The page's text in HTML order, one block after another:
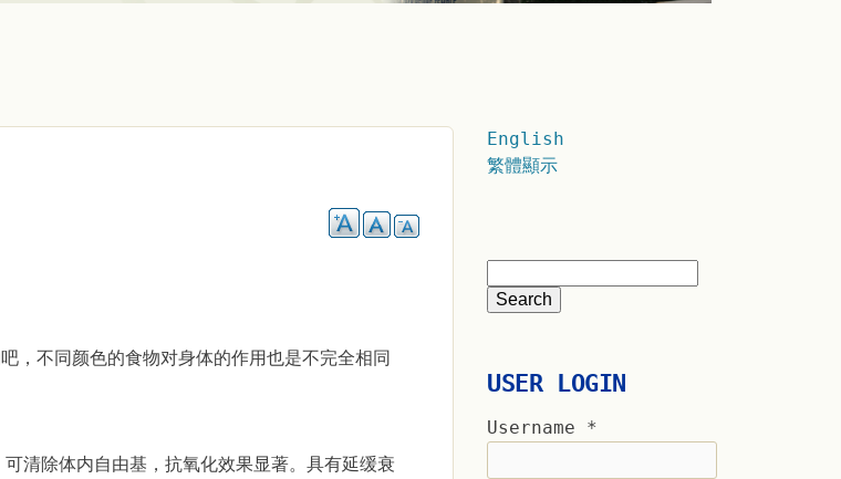
，不同颜色的食物对身体的作用也是不完全相同
清除体内自由基，抗氧化效果显著。具有延缓衰
English
繁體顯示
USER LOGIN
Username *